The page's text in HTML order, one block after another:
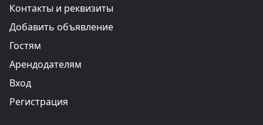
Контакты и реквизиты
Добавить объявление
Гостям
Арендодателям
Вход
Регистрация